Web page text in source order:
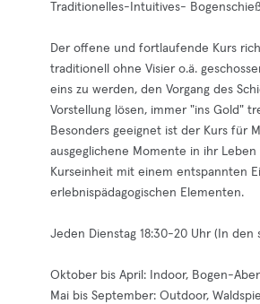
Traditionelles-Intuitives-
Der offene und fortlaufende Kurs
traditionell ohne Visier o.ä.
eins zu werden, den Vorgang des
Vorstellung lösen, immer "ins Gold"
Besonders geeignet ist der Kurs für
ausgeglichene Momente in ihr
Kurseinheit mit einem entspannten
erlebnispädagogischen Elementen.
Jeden Dienstag 18:30-20 Uhr (In
Oktober bis April: Indoor, Bogen-
Mai bis September: Outdoor,